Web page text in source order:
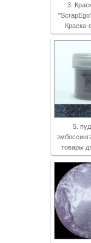
3.
Краска-
5.
товары